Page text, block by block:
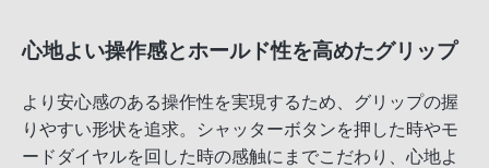
心地よい操作感とホールド性を高めたグリップ
より安心感のある操作性を実現するため、グリップの握
りやすい形状を追求。シャッターボタンを押した時やモ
ードダイヤルを回した時の感触にまでこだわり、心地よ